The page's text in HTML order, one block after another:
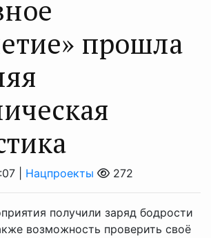
прошла
| Нацпроекты 272
получили заряд бодрости
возможность проверить своё